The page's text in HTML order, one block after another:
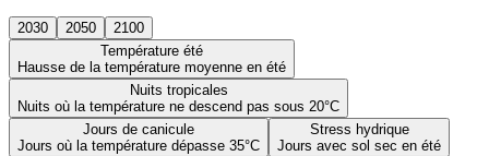
2030 2050
2100
Température été
Hausse de la température moyenne en été
Nuits tropicales
Nuits où la température ne descend pas sous 20°C
Jours de canicule
Jours où la température dépasse 35°C
Stress hydrique
Jours avec sol sec en été